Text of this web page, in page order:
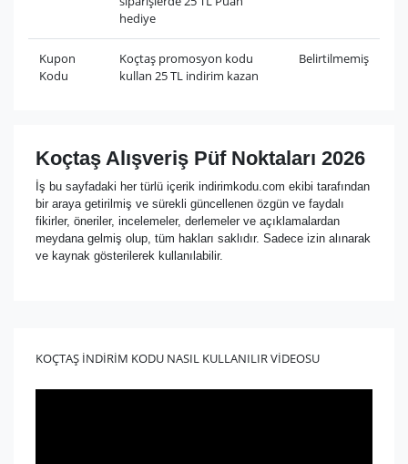
hediye
Kupon
Kodu
Koçtaş promosyon kodu
kullan 25 TL indirim kazan
Belirtilmemiş
Koçtaş Alışveriş Püf Noktaları 2026
İş bu sayfadaki her türlü içerik indirimkodu.com ekibi tarafından
bir araya getirilmiş ve sürekli güncellenen özgün ve faydalı
fikirler, öneriler, incelemeler, derlemeler ve açıklamalardan
meydana gelmiş olup, tüm hakları saklıdır. Sadece izin alınarak
ve kaynak gösterilerek kullanılabilir.
KOÇTAŞ İNDİRİM KODU NASIL KULLANILIR VİDEOSU